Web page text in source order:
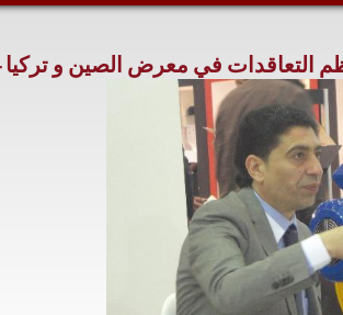
في معرض الصين و تركيا 2024